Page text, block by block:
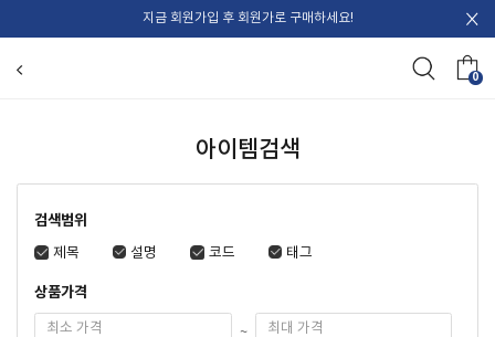
지금 회원가입 후 회원가로 구매하세요!
0
아이템검색
검색범위
제목 설명 코드 태그
상품가격
~